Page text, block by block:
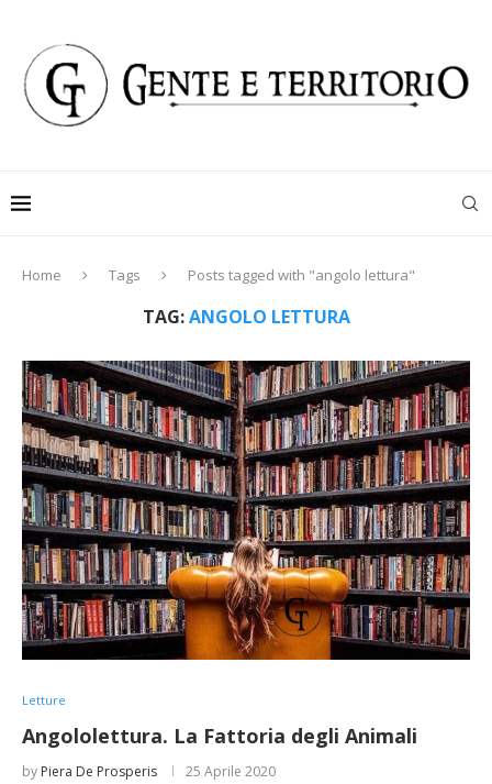
Home Tags Posts tagged with "angolo lettura"
TAG:ANGOLO LETTURA
Letture
Angololettura. La Fattoria degli Animali
by Piera De Prosperis 25 Aprile 2020